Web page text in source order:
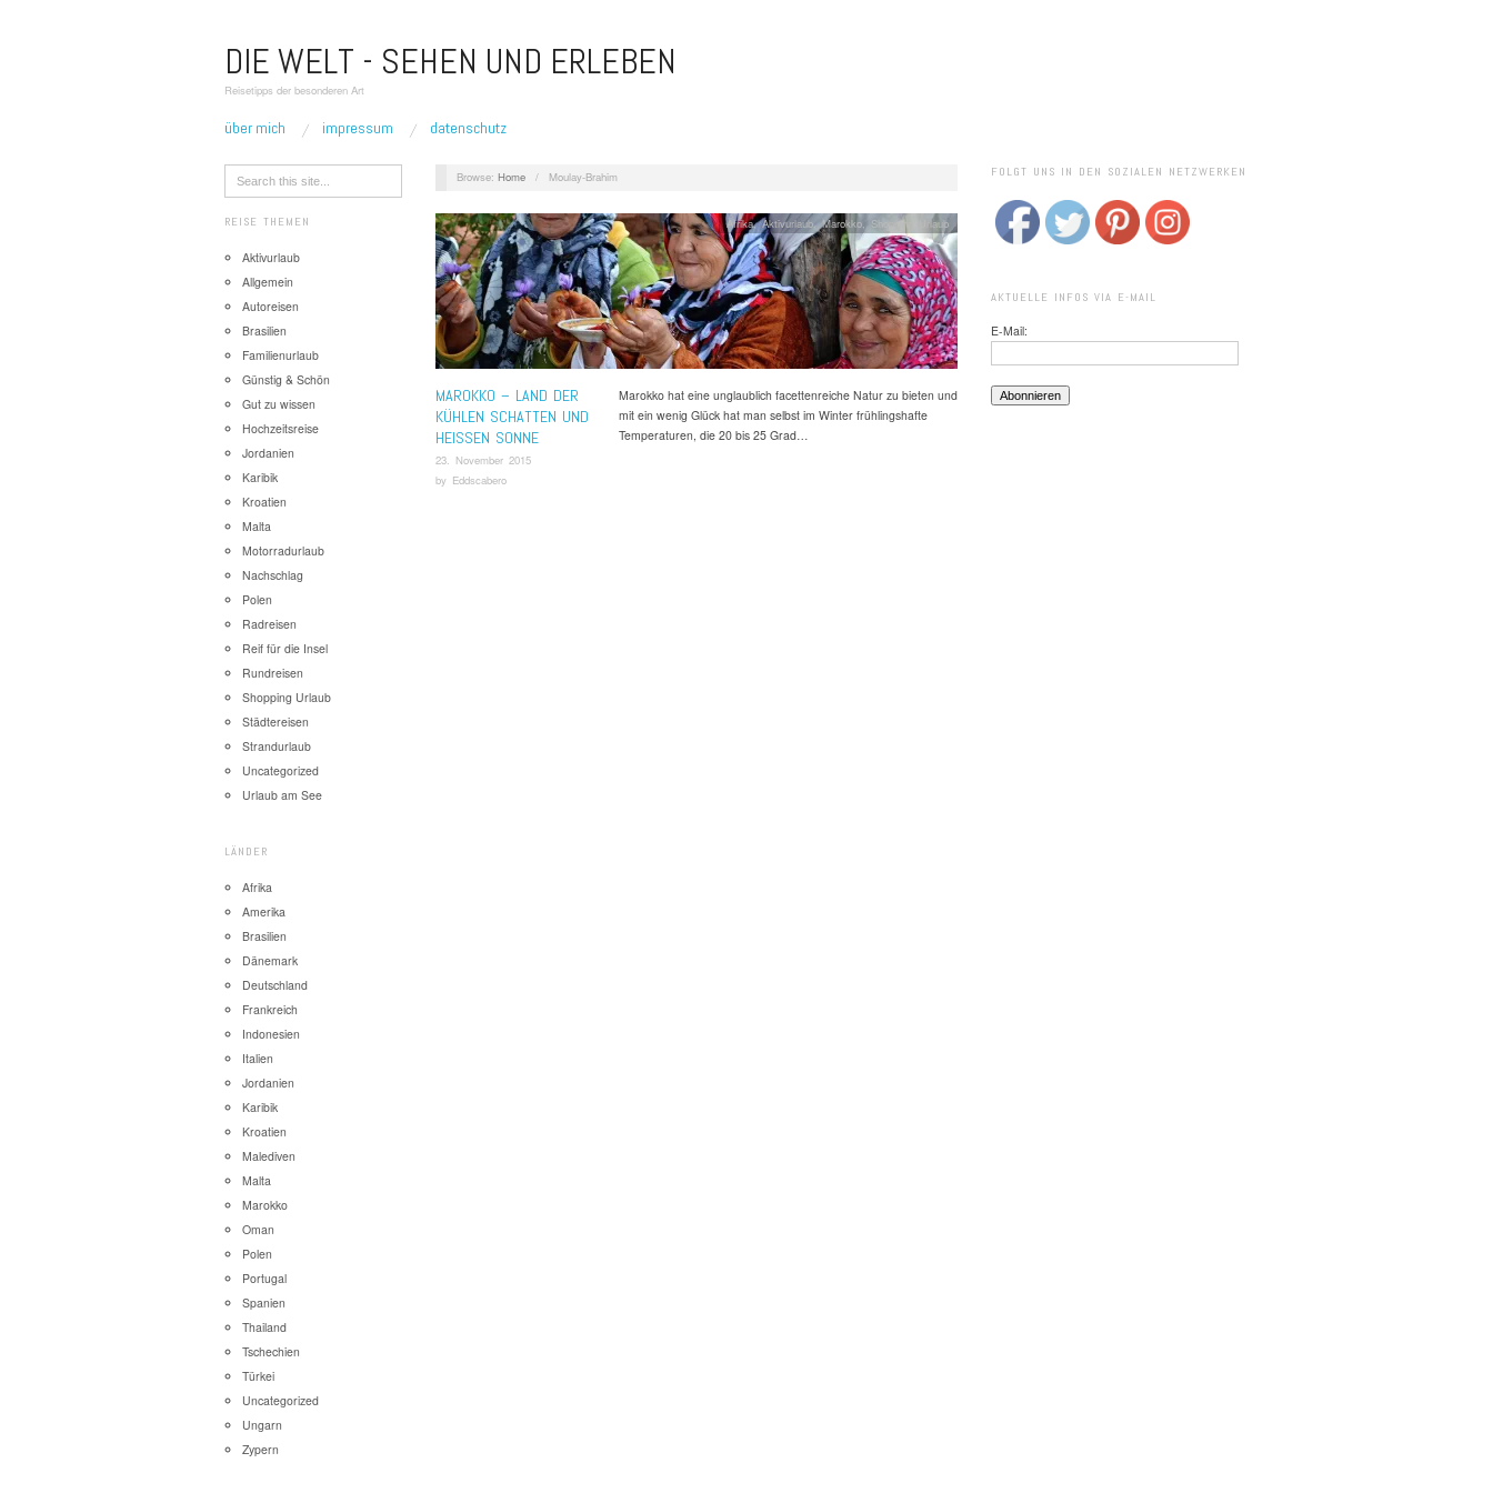
DIE WELT - SEHEN UND ERLEBEN
Reisetipps der besonderen Art
über mich impressum datenschutz
REISE THEMEN
Aktivurlaub
Allgemein
Autoreisen
Brasilien
Familienurlaub
Günstig & Schön
Gut zu wissen
Hochzeitsreise
Jordanien
Karibik
Kroatien
Malta
Motorradurlaub
Nachschlag
Polen
Radreisen
Reif für die Insel
Rundreisen
Shopping Urlaub
Städtereisen
Strandurlaub
Uncategorized
Urlaub am See
LÄNDER
Afrika
Amerika
Brasilien
Dänemark
Deutschland
Frankreich
Indonesien
Italien
Jordanien
Karibik
Kroatien
Malediven
Malta
Marokko
Oman
Polen
Portugal
Spanien
Thailand
Tschechien
Türkei
Uncategorized
Ungarn
Zypern
Browse: Home / Moulay-Brahim
MAROKKO – LAND DER
KÜHLEN SCHATTEN UND
HEISSEN SONNE
23. November 2015
by Eddscabero
Afrika,Aktivurlaub,Marokko Shopping Urlaub
Marokko hat eine unglaublich facettenreiche Natur zu bieten und
mit ein wenig Glück hat man selbst im Winter frühlingshafte
Temperaturen, die 20 bis 25 Grad…
FOLGT UNS IN DEN SOZIALEN NETZWERKEN
AKTUELLE INFOS VIA E-MAIL
E-Mail: